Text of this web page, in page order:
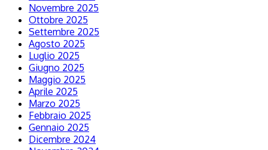
Novembre 2025
Ottobre 2025
Settembre 2025
Agosto 2025
Luglio 2025
Giugno 2025
Maggio 2025
Aprile 2025
Marzo 2025
Febbraio 2025
Gennaio 2025
Dicembre 2024